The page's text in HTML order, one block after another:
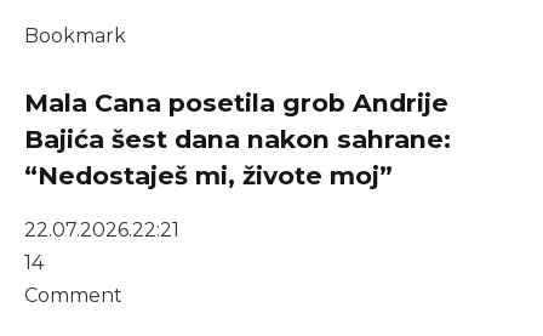
Bookmark
Mala Cana posetila grob Andrije
Bajića šest dana nakon sahrane:
“Nedostaješ mi, živote moj”
22.07.2026.22:21
14
Comment